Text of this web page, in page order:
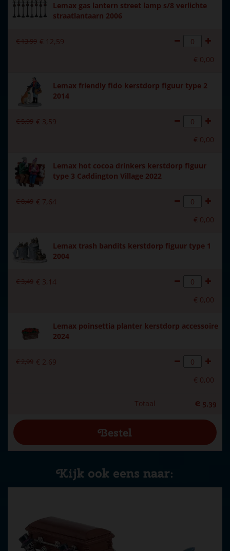
Lemax gas lantern street lamp s/8 verlichte
straatlantaarn 2006
€13,99 € 12,59
€ 0,00
Lemax friendly fido kerstdorp figuur type 2
2014
€5,99 € 3,59
€ 0,00
Lemax hot cocoa drinkers kerstdorp figuur
type 3 Caddington Village 2022
€8,49 € 7,64
€ 0,00
Lemax trash bandits kerstdorp figuur type 1
2004
€3,49 € 3, 14
€ 0,00
Lemax poinsettia planter kerstdorp accessoire
2024
€2,99 € 2,69
€ 0,00
Totaal € 5,39
Kijk ook eens naar: